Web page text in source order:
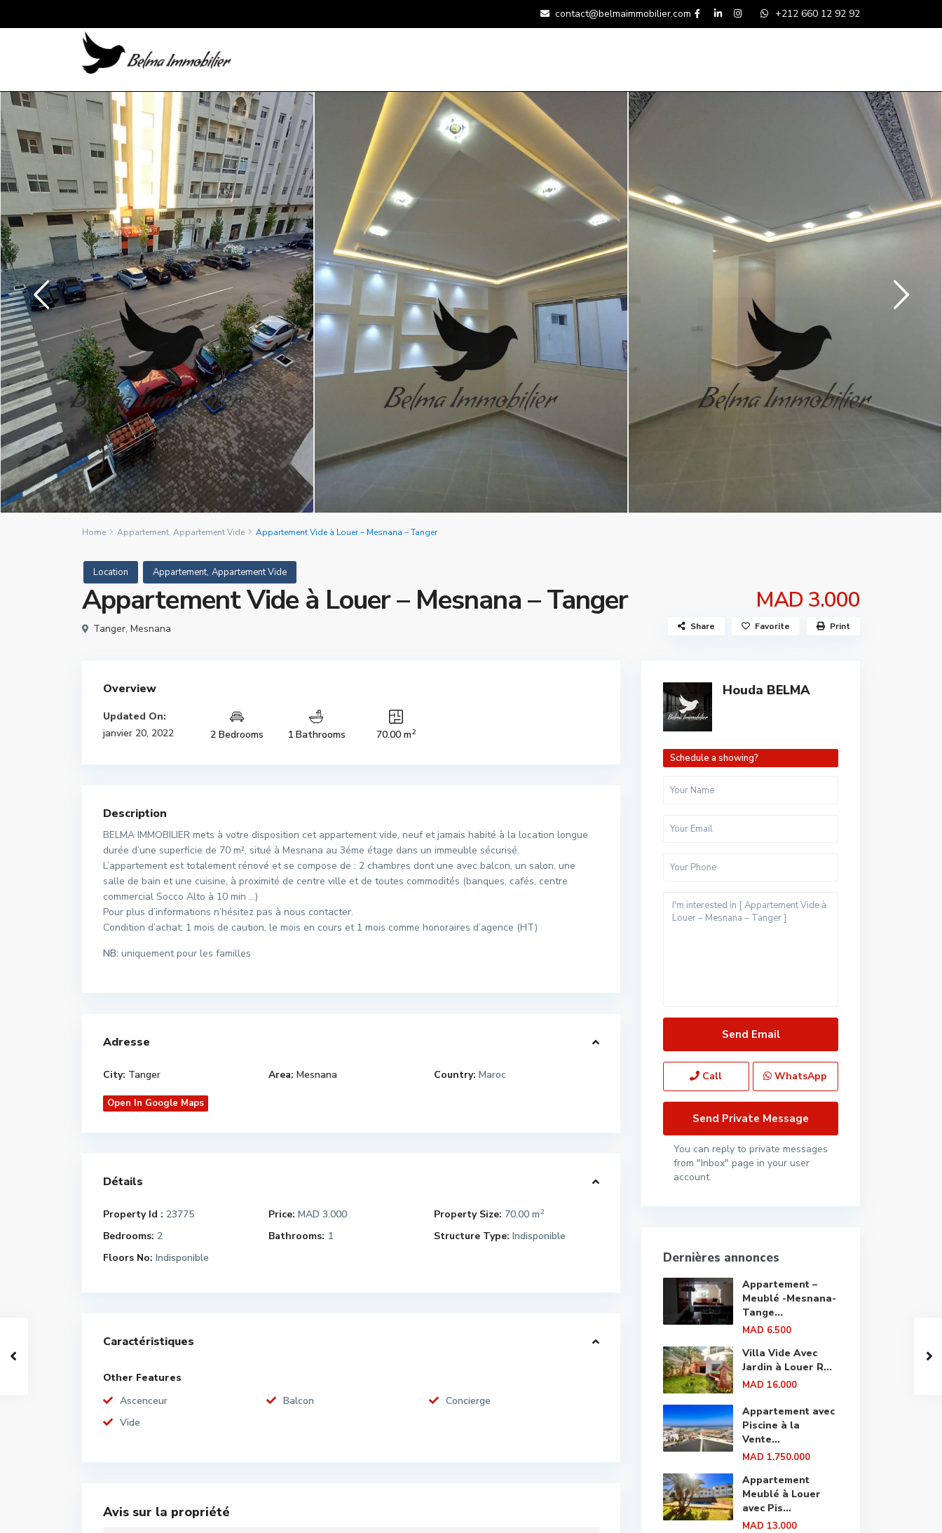
contact@belmaimmobilier.com +212 660 12 92 92
Home Appartement, Appartement Vide Appartement Vide à Louer – Mesnana – Tanger
Location Appartement, Appartement Vide
Appartement Vide à Louer – Mesnana – Tanger MAD 3.000
Tanger, Mesnana Share Favorite Print
Overview
Updated On:
janvier 20, 2022
2 Bedrooms 1 Bathrooms 70.00 m2
Description
BELMA IMMOBILIER mets à votre disposition cet appartement vide, neuf et jamais habité à la location longue
durée d’une superficie de 70 m², situé à Mesnana au 3éme étage dans un immeuble sécurisé.
L’appartement est totalement rénové et se compose de : 2 chambres dont une avec balcon, un salon, une
salle de bain et une cuisine, à proximité de centre ville et de toutes commodités (banques, cafés, centre
commercial Socco Alto à 10 min …)
Pour plus d’informations n’hésitez pas à nous contacter.
Condition d’achat: 1 mois de caution, le mois en cours et 1 mois comme honoraires d’agence (HT)
NB: uniquement pour les familles
Adresse
City: Tanger Area: Mesnana Country: Maroc
Open In Google Maps
Détails
Property Id : 23775 Price: MAD 3.000 Property Size: 70.00 m2
Bedrooms: 2 Bathrooms: 1 Structure Type: Indisponible
Floors No: Indisponible
Caractéristiques
Other Features
Ascenceur
Balcon
Concierge
Vide
Avis sur la propriété
Houda BELMA
Schedule a showing?
Call WhatsApp
You can reply to private messages
from "Inbox" page in your user
account.
Dernières annonces
Appartement –
Meublé -Mesnana-
Tange...
MAD 6.500
Villa Vide Avec
Jardin à Louer R...
MAD 16.000
Appartement avec
Piscine à la
Vente...
MAD 1.750.000
Appartement
Meublé à Louer
avec Pis...
MAD 13.000